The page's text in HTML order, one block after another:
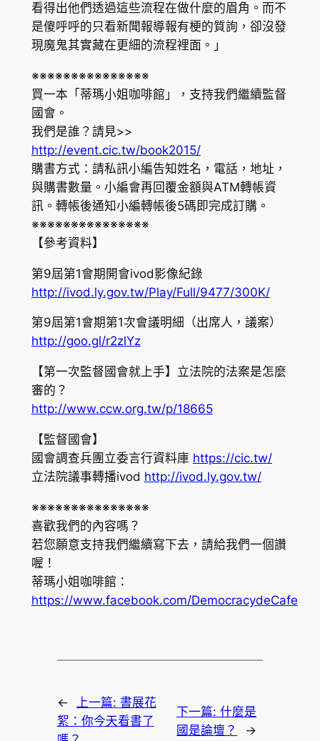
看得出他們透過這些流程在做什麼的眉角。而不
是傻呼呼的只看新聞報導報有梗的質詢，卻沒發
現魔鬼其實藏在更細的流程裡面。」
※※※※※※※※※※※※※※※
買一本「蒂瑪小姐咖啡館」，支持我們繼續監督
國會。
我們是誰？請見>>
http://event.cic.tw/book2015/
購書方式：請私訊小編告知姓名，電話，地址，
與購書數量。小編會再回覆金額與ATM轉帳資
訊。轉帳後通知小編轉帳後5碼即完成訂購。
※※※※※※※※※※※※※※※
【參考資料】
第9屆第1會期開會ivod影像紀錄
http://ivod.ly.gov.tw/Play/Full/9477/300K/
第9屆第1會期第1次會議明細（出席人，議案）
http://goo.gl/r2zlYz
【第一次監督國會就上手】立法院的法案是怎麼
審的？
http://www.ccw.org.tw/p/18665
【監督國會】
國會調查兵團立委言行資料庫 https://cic.tw/
立法院議事轉播ivod http://ivod.ly.gov.tw/
※※※※※※※※※※※※※※※
喜歡我們的內容嗎？
若您願意支持我們繼續寫下去，請給我們一個讚
喔！
蒂瑪小姐咖啡館：
https://www.facebook.com/DemocracydeCafe
← 上一篇: 書展花
絮：你今天看書了
下一篇:什麼是
國是論壇？
→